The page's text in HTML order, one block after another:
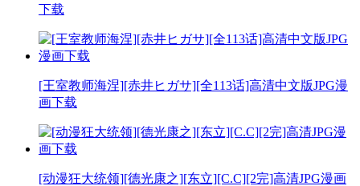
下载
[王室教师海涅][赤井ヒガサ][全113话]高清中文版JPG漫
画下载
[动漫狂大统领][德光康之][东立][C.C][2完]高清JPG漫画